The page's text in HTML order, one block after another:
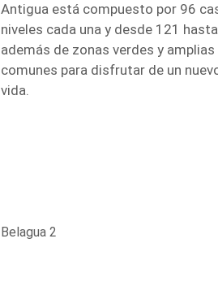
Antigua está compuesto por 96
niveles cada una y desde 121
además de zonas verdes y amplias
comunes para disfrutar de un
vida.
Belagua 2